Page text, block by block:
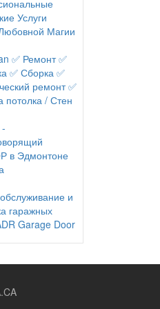
Услуги
Магии
✅ Ремонт ✅
✅ Сборка ✅
ремонт ✅
потолка / Стен
в Эдмонтоне
и
гаражных
Garage Door